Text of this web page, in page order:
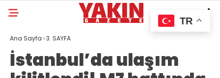
Ana Sayfa ›3. SAYFA
İstanbul’da ulaşım
TR